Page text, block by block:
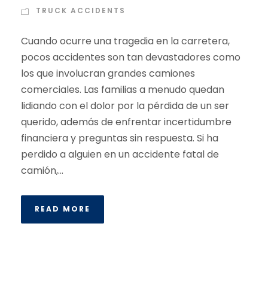
TRUCK ACCIDENTS
Cuando ocurre una tragedia en la carretera,
pocos accidentes son tan devastadores como
los que involucran grandes camiones
comerciales. Las familias a menudo quedan
lidiando con el dolor por la pérdida de un ser
querido, además de enfrentar incertidumbre
financiera y preguntas sin respuesta. Si ha
perdido a alguien en un accidente fatal de
camión,...
READ MORE